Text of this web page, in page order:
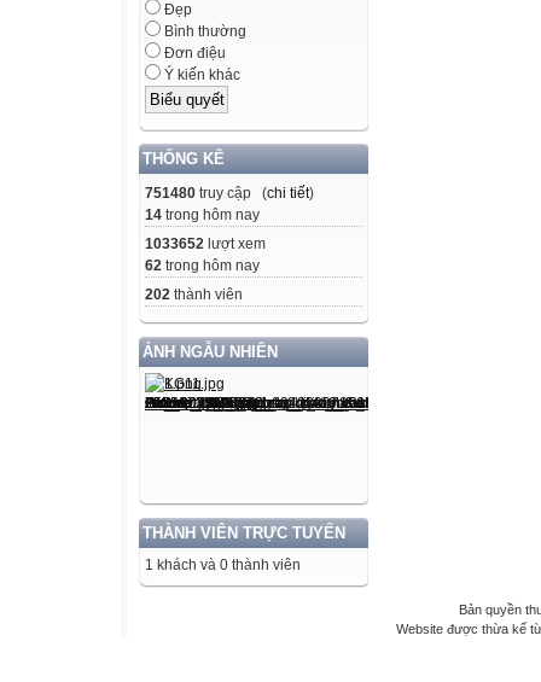
Đẹp
Bình thường
Đơn điệu
Ý kiến khác
THỐNG KÊ
751480 truy cập (chi tiết)
14 trong hôm nay
1033652 lượt xem
62 trong hôm nay
202 thành viên
ẢNH NGẪU NHIÊN
THÀNH VIÊN TRỰC TUYẾN
1 khách và 0 thành viên
Bản quyền
Website được thừa kế